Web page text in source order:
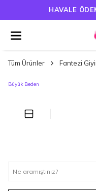
HAVALE
Tüm Ürünler Fantezi
Büyük Beden